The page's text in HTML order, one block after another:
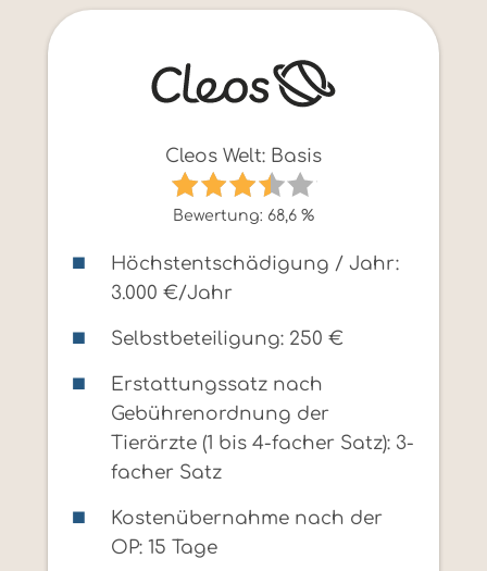
Cleos Welt: Basis
Bewertung: 68,6 %
Höchstentschädigung / Jahr:
3.000 €/Jahr
Selbstbeteiligung: 250 €
Erstattungssatz nach
Gebührenordnung der
Tierärzte (1 bis 4-facher Satz): 3-
facher Satz
Kostenübernahme nach der
OP: 15 Tage